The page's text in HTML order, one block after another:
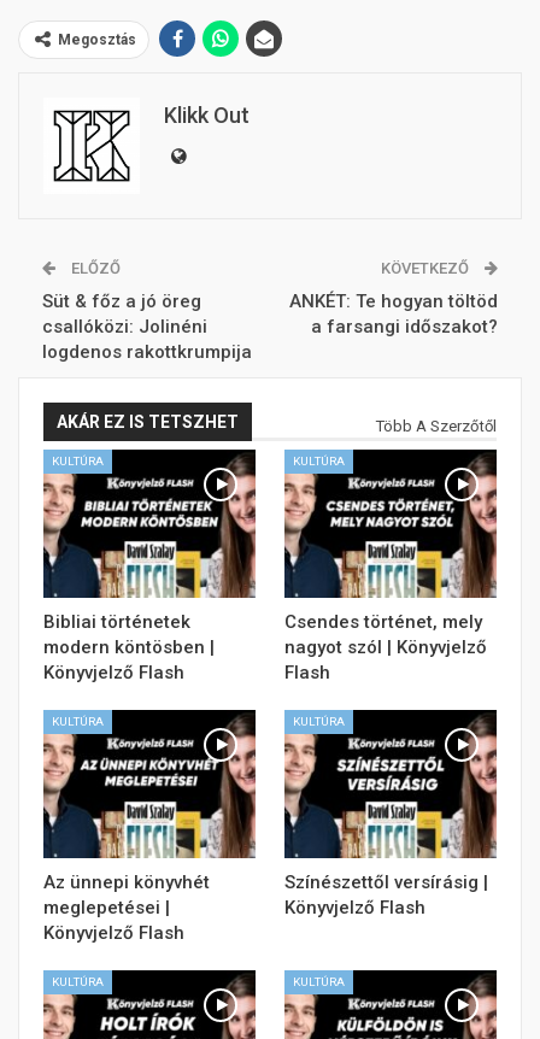
Megosztás
Klikk Out
ELŐZŐ
Süt & főz a jó öreg
csallóközi: Jolinéni
logdenos rakottkrumpija
KÖVETKEZŐ
ANKÉT: Te hogyan töltöd
a farsangi időszakot?
AKÁR EZ IS TETSZHET Több A Szerzőtől
KULTÚRA
Bibliai történetek
modern köntösben |
Könyvjelző Flash
KULTÚRA
Csendes történet, mely
nagyot szól | Könyvjelző
Flash
KULTÚRA
Az ünnepi könyvhét
meglepetései |
Könyvjelző Flash
KULTÚRA
Színészettől versírásig |
Könyvjelző Flash
KULTÚRA KULTÚRA